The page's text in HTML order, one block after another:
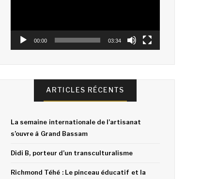
00:00 03:34
ARTICLES RÉCENTS
La semaine internationale de l’artisanat
s’ouvre à Grand Bassam
Didi B, porteur d’un transculturalisme
Richmond Téhé : Le pinceau éducatif et la